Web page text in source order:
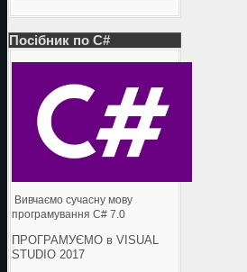
Посібник по C#
Вивчаємо сучасну мову
програмування C# 7.0
ПРОГРАМУЄМО в VISUAL
STUDIO 2017